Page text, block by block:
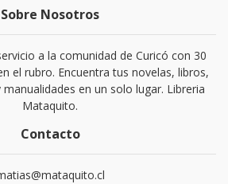
Sobre Nosotros
a la comunidad de Curicó con 30
el rubro. Encuentra tus novelas, libros,
en un solo lugar. Libreria
Mataquito.
Contacto